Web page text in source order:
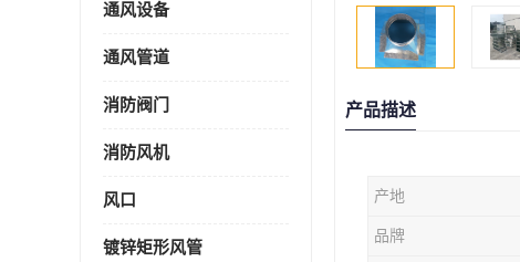
通风设备
通风管道
消防阀门
消防风机
风口
镀锌矩形风管
产品描述
产地
品牌